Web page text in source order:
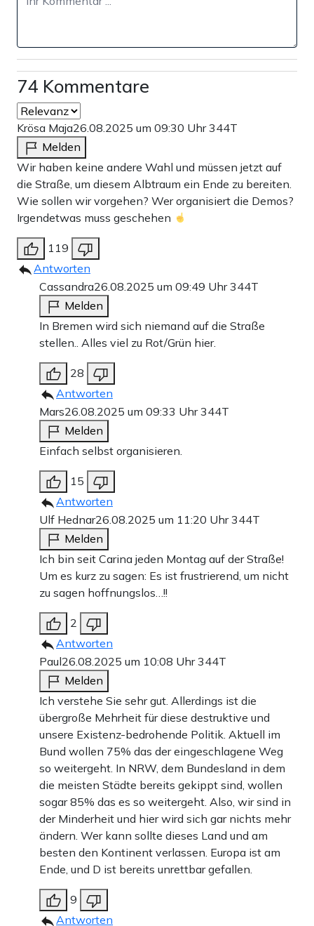
74 Kommentare
Krösa Maja26.08.2025 um 09:30 Uhr344T
Melden
Wir haben keine andere Wahl und müssen jetzt auf
die Straße, um diesem Albtraum ein Ende zu bereiten.
Wie sollen wir vorgehen? Wer organisiert die Demos?
Irgendetwas muss geschehen
119
Antworten
Cassandra26.08.2025 um 09:49 Uhr344T
Melden
In Bremen wird sich niemand auf die Straße
stellen.. Alles viel zu Rot/Grün hier.
28
Antworten
Mars26.08.2025 um 09:33 Uhr344T
Melden
Einfach selbst organisieren.
15
Antworten
Ulf Hednar26.08.2025 um 11:20 Uhr344T
Melden
Ich bin seit Carina jeden Montag auf der Straße!
Um es kurz zu sagen: Es ist frustrierend, um nicht
zu sagen hoffnungslos…!!
2
Antworten
Paul26.08.2025 um 10:08 Uhr344T
Melden
Ich verstehe Sie sehr gut. Allerdings ist die
übergroße Mehrheit für diese destruktive und
unsere Existenz-bedrohende Politik. Aktuell im
Bund wollen 75% das der eingeschlagene Weg
so weitergeht. In NRW, dem Bundesland in dem
die meisten Städte bereits gekippt sind, wollen
sogar 85% das es so weitergeht. Also, wir sind in
der Minderheit und hier wird sich gar nichts mehr
ändern. Wer kann sollte dieses Land und am
besten den Kontinent verlassen. Europa ist am
Ende, und D ist bereits unrettbar gefallen.
9
Antworten